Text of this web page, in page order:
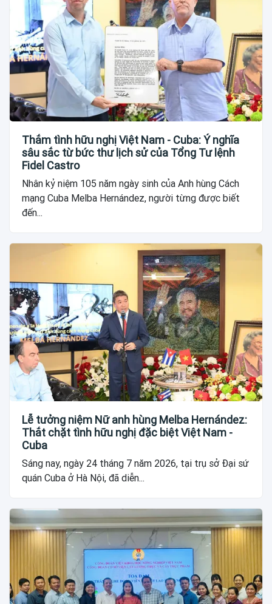
Thắm tình hữu nghị Việt Nam - Cuba: Ý nghĩa
sâu sắc từ bức thư lịch sử của Tổng Tư lệnh
Fidel Castro
Nhân kỷ niệm 105 năm ngày sinh của Anh hùng Cách
mạng Cuba Melba Hernández, người từng được biết
đến...
Lễ tưởng niệm Nữ anh hùng Melba Hernández:
Thắt chặt tình hữu nghị đặc biệt Việt Nam -
Cuba
Sáng nay, ngày 24 tháng 7 năm 2026, tại trụ sở Đại sứ
quán Cuba ở Hà Nội, đã diễn...